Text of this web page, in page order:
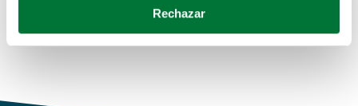
Obtenga más información sobre cómo se procesan sus
Rechazar